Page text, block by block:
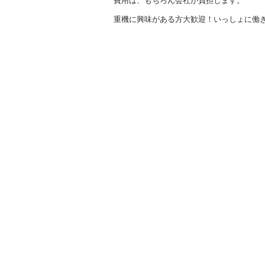
重機に興味がある方大歓迎！いっしょに働